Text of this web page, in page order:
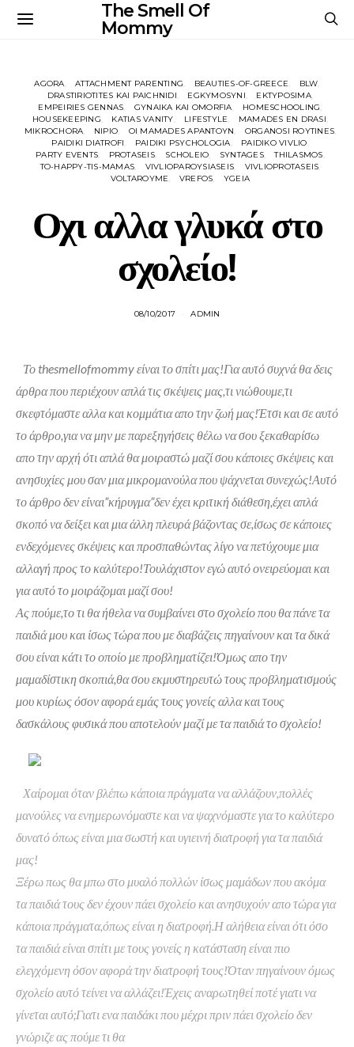
The Smell Of
Mommy
AGORA ATTACHMENT PARENTING BEAUTIES-OF-GREECE
BLW
DRASTIRIOTITES KAI PAICHNIDI
EGKYMOSYNI
EKTYPOSIMA
EMPEIRIES GENNAS
GYNAIKA KAI OMORFIA
HOMESCHOOLING
HOUSEKEEPING
KATIAS VANITY LIFESTYLE
MAMADES EN DRASI
MIKROCHORA
NIPIO OI MAMADES APANTOYN
ORGANOSI ROYTINES
PAIDIKI DIATROFI
PAIDIKI PSYCHOLOGIA
PAIDIKO VIVLIO
PARTY EVENTS
PROTASEIS SCHOLEIO SYNTAGES
THILASMOS
TO-HAPPY-TIS-MAMAS
VIVLIOPAROYSIASEIS
VIVLIOPROTASEIS
VOLTAROYME
VREFOS YGEIA
Οχι αλλα γλυκά στο
σχολείο!
08/10/2017 ADMIN
Το thesmellofmommy είναι το σπίτι μας!Για αυτό συχνά θα δεις
άρθρα που περιέχουν απλά τις σκέψεις μας,τι νιώθουμε,τι
σκεφτόμαστε αλλα και κομμάτια απο την ζωή μας!Έτσι και σε αυτό
το άρθρο,για να μην με παρεξηγήσεις θέλω να σου ξεκαθαρίσω
απο την αρχή ότι απλά θα μοιραστώ μαζί σου κάποιες σκέψεις και
ανησυχίες μου σαν μια μικρομανούλα που ψάχνεται συνεχώς!Αυτό
το άρθρο δεν είναι”κήρυγμα”δεν έχει κριτική διάθεση,έχει απλά
σκοπό να δείξει και μια άλλη πλευρά βάζοντας σε,ίσως σε κάποιες
ενδεχόμενες σκέψεις και προσπαθώντας λίγο να πετύχουμε μια
αλλαγή προς το καλύτερο!Τουλάχιστον εγώ αυτό ονειρεύομαι και
για αυτό το μοιράζομαι μαζί σου!
Ας πούμε,το τι θα ήθελα να συμβαίνει στο σχολείο που θα πάνε τα
παιδιά μου και ίσως τώρα που με διαβάζεις πηγαίνουν και τα δικά
σου είναι κάτι το οποίο με προβληματίζει!Όμως απο την
μαμαδίστικη σκοπιά,θα σου εκμυστηρευτώ τους προβληματισμούς
μου κυρίως όσον αφορά εμάς τους γονείς αλλα και τους
δασκάλους φυσικά που αποτελούν μαζί με τα παιδιά το σχολείο!
Χαίρομαι όταν βλέπω κάποια πράγματα να αλλάζουν,πολλές
μανούλες να ενημερωνόμαστε και να ψαχνόμαστε για το καλύτερο
δυνατό όπως είναι μια σωστή και υγιεινή διατροφή για τα παιδιά
μας!
Ξέρω πως θα μπω στο μυαλό πολλών ίσως μαμάδων που ακόμα
τα παιδιά τους δεν έχουν πάει σχολείο και ανησυχούν απο τώρα για
κάποια πράγματα,όπως είναι η διατροφή.Η αλήθεια είναι ότι όσο
τα παιδιά είναι σπίτι με τους γονείς η κατάσταση είναι πιο
ελεγχόμενη όσον αφορά την διατροφή τους!Όταν πηγαίνουν όμως
σχολείο αυτό τείνει να αλλάζει!Έχεις αναρωτηθεί ποτέ γιατι να
γίνεται αυτό;Γιατι ενα παιδάκι που μέχρι πριν πάει σχολείο δεν
γνώριζε ας πούμε τι θα